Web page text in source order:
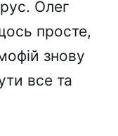
Олег
просте,
знову
все та